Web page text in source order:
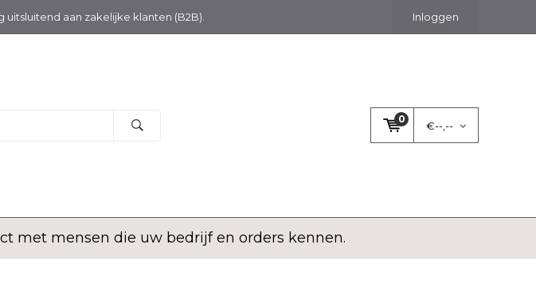
aan zakelijke klanten (B2B). Inloggen
0
€--,--
met mensen die uw bedrijf en orders kennen.